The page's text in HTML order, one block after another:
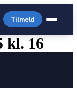
Tilmeld
kl. 16